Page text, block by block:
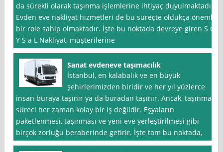
da sürekli olarak taşınma işlemlerine ihtiyaç duyulmaktadır.
Evden eve nakliyat hizmetleri de bu süreçte oldukça önemli
bir role sahip olmaktadır. İşte bu noktada devreye giren S O
Y S a L Nakliyat, müşterilerine
Sanat evdeneve taşımacılık
İstanbul, en kalabalık ve en büyük
şehirlerimizden biridir ve her yıl yüzlerce
insan buraya taşınır ya da buradan taşınır. Ancak, taşınma
süreci her zaman kolay bir iş değildir. Eşyaların
paketlenmesi, taşınması ve yeni eve yerleştirilmesi gibi
birçok zorluğu beraberinde getirir. İşte tam bu noktada,